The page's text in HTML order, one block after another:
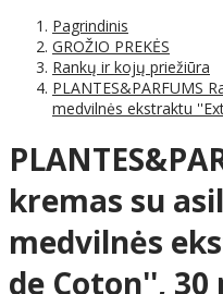
Pagrindinis
GROŽIO PREKĖS
Rankų ir kojų priežiūra
PLANTES&PARFUMS
medvilnės ekstraktu
kremas su
medvilnės
de Coton'', 30